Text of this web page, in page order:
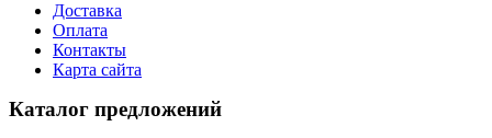
Доставка
Оплата
Контакты
Карта сайта
Каталог предложений